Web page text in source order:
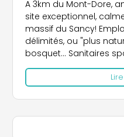
A 3km du Mont-Dore,
site exceptionnel,
massif du Sancy! Emplacements herbeux bien
délimités, ou "plus
bosquet... Sanitaires
accessibles en
salle de bain bébé,
handicapée. Sur place,
dépannage
Chemins de